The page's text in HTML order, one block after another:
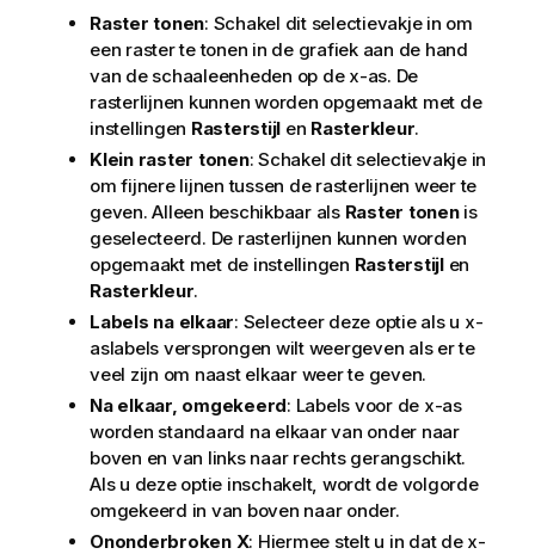
Raster tonen: Schakel dit selectievakje in om
een raster te tonen in de grafiek aan de hand
van de schaaleenheden op de x-as. De
rasterlijnen kunnen worden opgemaakt met de
instellingen Rasterstijl en Rasterkleur.
Klein raster tonen: Schakel dit selectievakje in
om fijnere lijnen tussen de rasterlijnen weer te
geven. Alleen beschikbaar als Raster tonenis
geselecteerd. De rasterlijnen kunnen worden
opgemaakt met de instellingen Rasterstijlen
Rasterkleur.
Labels na elkaar: Selecteer deze optie als u x-
aslabels versprongen wilt weergeven als er te
veel zijn om naast elkaar weer te geven.
Na elkaar, omgekeerd: Labels voor de x-as
worden standaard na elkaar van onder naar
boven en van links naar rechts gerangschikt.
Als u deze optie inschakelt, wordt de volgorde
omgekeerd in van boven naar onder.
Ononderbroken X: Hiermee stelt u in dat de x-